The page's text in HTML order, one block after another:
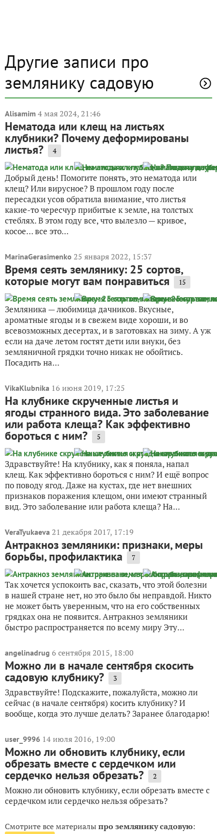
Другие записи про
землянику садовую
Alisamim 4 мая 2024, 21:46
Нематода или клещ на листьях
клубники? Почему деформированы
листья? 4
Добрый день! Помогите понять, это нематода или
клещ? Или вирусное? В прошлом году после
пересадки усов обратила внимание, что листья
какие-то чересчур прибитые к земле, на толстых
стеблях. В этом году все, что вылезло — кривое,
косое… все это...
MarinaGerasimenko 25 января 2022, 15:37
Время сеять землянику: 25 сортов,
которые могут вам понравиться 15
Земляника — любимица дачников. Вкусные,
ароматные ягоды и в свежем виде хороши, и во
всевозможных десертах, и в заготовках на зиму. А уж
если на даче летом гостят дети или внуки, без
земляничной грядки точно никак не обойтись.
Посадить на...
VikaKlubnika 16 июня 2019, 17:25
На клубнике скрученные листья и
ягоды странного вида. Это заболевание
или работа клеща? Как эффективно
бороться с ним? 5
Здравствуйте! На клубнику, как я поняла, напал
клещ. Как эффективно бороться с ним? И ещё вопрос
по поводу ягод. Даже на кустах, где нет внешних
признаков поражения клещом, они имеют странный
вид. Это заболевание или работа клеща? На...
VeraTyukaeva 21 декабря 2017, 17:19
Антракноз земляники: признаки, меры
борьбы, профилактика 7
Так хочется успокоить вас, сказать, что этой болезни
в нашей стране нет, но это было бы неправдой. Никто
не может быть уверенным, что на его собственных
грядках она не появится. Антракноз земляники
быстро распространяется по всему миру Эту...
angelinadrug 6 сентября 2015, 18:00
Можно ли в начале сентября скосить
садовую клубнику? 3
Здравствуйте! Подскажите, пожалуйста, можно ли
сейчас (в начале сентября) косить клубнику? И
вообще, когда это лучше делать? Заранее благодарю!
user_9996 14 июля 2016, 19:00
Можно ли обновить клубнику, если
обрезать вместе с сердечком или
сердечко нельзя обрезать? 2
Можно ли обновить клубнику, если обрезать вместе с
сердечком или сердечко нельзя обрезать?
Смотрите все материалыпро землянику садовую: